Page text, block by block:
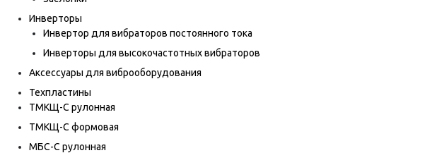
Инверторы
Инвертор для вибраторов постоянного тока
Инверторы для высокочастотных вибраторов
Аксессуары для виброоборудования
Техпластины
ТМКЩ-С рулонная
ТМКЩ-С формовая
МБС-С рулонная